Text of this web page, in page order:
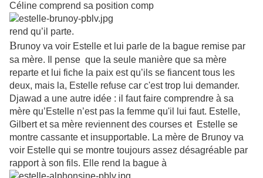
Céline comprend sa position comp
rend qu’il parte.
Brunoy va voir Estelle et lui parle de la bague remise par
sa mère. Il pense que la seule manière que sa mère
reparte et lui fiche la paix est qu’ils se fiancent tous les
deux, mais la, Estelle refuse car c'est trop lui demander.
Djawad a une autre idée : il faut faire comprendre à sa
mère qu’Estelle n’est pas la femme qu'il lui faut. Estelle,
Gilbert et sa mère reviennent des courses et Estelle se
montre cassante et insupportable. La mère de Brunoy va
voir Estelle qui se montre toujours assez désagréable par
rapport à son fils. Elle rend la bague à